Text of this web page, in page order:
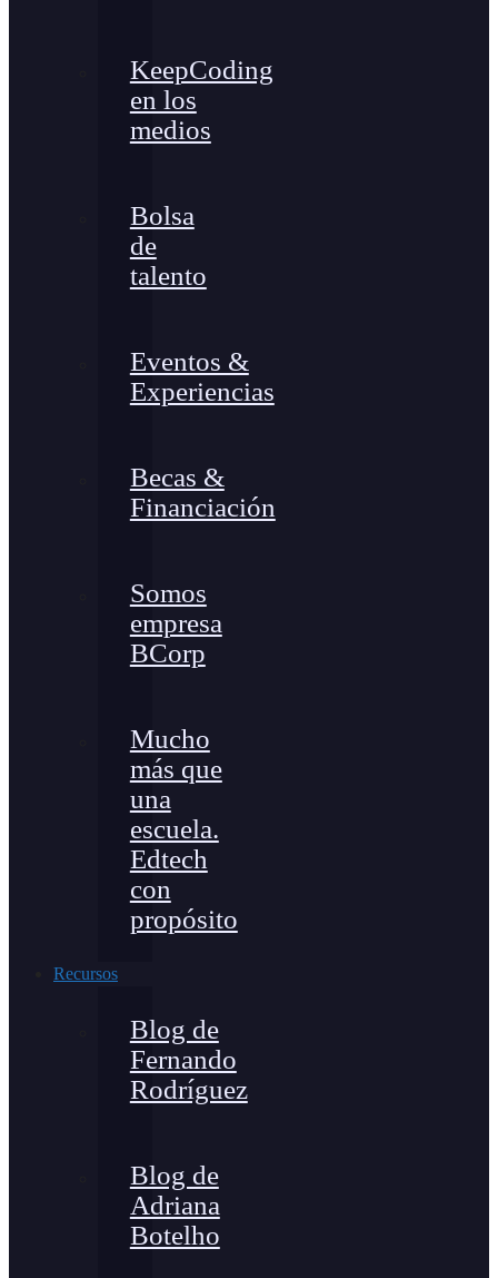
KeepCoding
en los
medios
Bolsa
de
talento
Eventos &
Experiencias
Becas &
Financiación
Somos
empresa
BCorp
Mucho
más que
una
escuela.
Edtech
con
propósito
Recursos
Blog de
Fernando
Rodríguez
Blog de
Adriana
Botelho